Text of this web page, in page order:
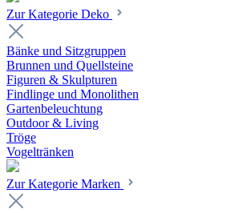
Zur Kategorie Deko
Bänke und Sitzgruppen
Brunnen und Quellsteine
Figuren & Skulpturen
Findlinge und Monolithen
Gartenbeleuchtung
Outdoor & Living
Tröge
Vogeltränken
Zur Kategorie Marken